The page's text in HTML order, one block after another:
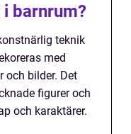
barnrum?
teknik
med
bilder. Det
figurer och
och karaktärer.